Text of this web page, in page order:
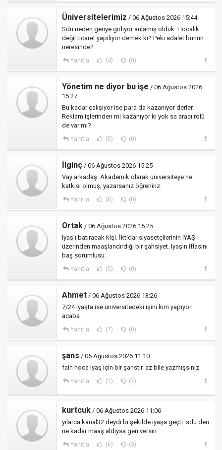
Üniversitelerimiz / 06 Ağustos 2026 15:44
Sdü neden geriye gidiyor anlamış olduk. Hocalık
değil ticaret yapılıyor demek ki? Peki adalet bunun
neresinde?
Yanıtla (4) (0)
Yönetim ne diyor bu işe / 06 Ağustos 2026
15:27
Bu kadar çalışıyor ise para da kazanıyor derler.
Reklam işlerinden mi kazanıyor ki yok sa aracı rolü
de var mı?
Yanıtla (5) (0)
İlginç / 06 Ağustos 2026 15:25
Vay arkadaş. Akademik olarak üniversiteye ne
katkısı olmuş, yazarsanız öğreniriz.
Yanıtla (6) (0)
Ortak / 06 Ağustos 2026 15:25
Iyaş’ı batıracak kişi. İktidar siyasetçilerinin IYAŞ
üzerinden maaşlandırdığı bir şahsiyet. Iyaşın iflasını
baş sorumlusu.
Yanıtla (5) (0)
Ahmet / 06 Ağustos 2026 13:26
7/24 iyaşta ise üniversitedeki işini kim yapıyor
acaba
Yanıtla (7) (0)
şans / 06 Ağustos 2026 11:10
faih hoca iyaş için bir şanstır. az bile yazmışsınız
Yanıtla (1) (7)
kurtcuk / 06 Ağustos 2026 11:06
yılarca kanal32 deydi bi şekilde iyaşa geçti. sdü den
ne kadar maaş aldıysa geri versin
Yanıtla (6) (3)